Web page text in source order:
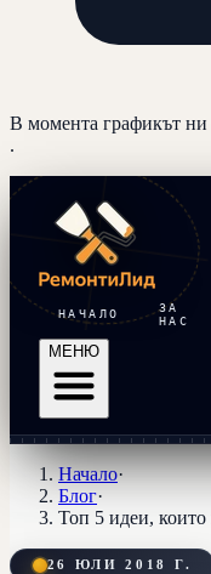
В момента графикът ни
.
НАЧАЛО
ЗА
НАС
МЕНЮ
Начало·
Блог·
Топ 5 идеи, които
26 ЮЛИ 2018 Г.